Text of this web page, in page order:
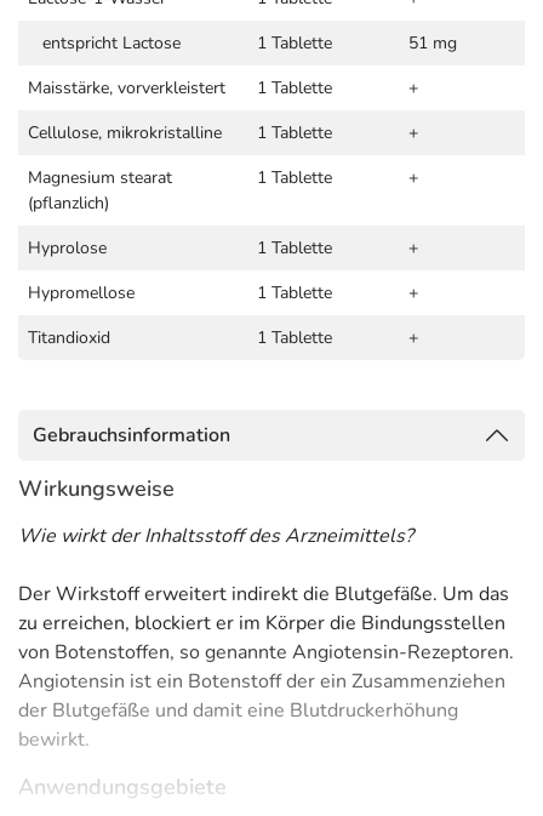
entspricht Lactose
1 Tablette
51 mg
Maisstärke, vorverkleistert
1 Tablette
+
Cellulose, mikrokristalline
1 Tablette
+
Magnesium stearat
(pflanzlich)
1 Tablette +
Hyprolose 1 Tablette
+
Hypromellose
1 Tablette
+
Titandioxid
1 Tablette +
Gebrauchsinformation
Wirkungsweise
Wie wirkt der Inhaltsstoff des Arzneimittels?
Der Wirkstoff erweitert indirekt die Blutgefäße. Um das
zu erreichen, blockiert er im Körper die Bindungsstellen
von Botenstoffen, so genannte Angiotensin-Rezeptoren.
Angiotensin ist ein Botenstoff der ein Zusammenziehen
der Blutgefäße und damit eine Blutdruckerhöhung
bewirkt.
Anwendungsgebiete